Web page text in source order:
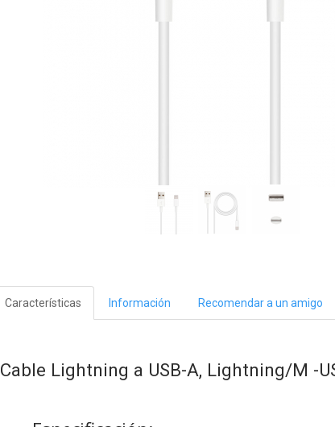
Características Información Recomendar a un amigo
Cable Lightning a USB-A, Lightning/M -